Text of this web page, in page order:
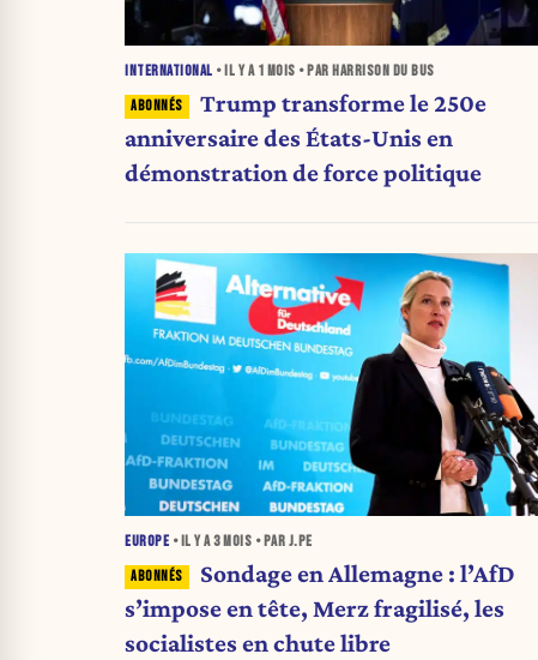
INTERNATIONAL • IL Y A 1 MOIS • PAR HARRISON DU BUS
Trump transforme le 250e
anniversaire des États-Unis en
démonstration de force politique
EUROPE • IL Y A3 MOIS • PAR J.PE
Sondage en Allemagne : l’AfD
s’impose en tête, Merz fragilisé, les
socialistes en chute libre